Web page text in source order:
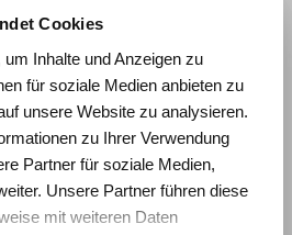
Cookies
Inhalte und Anzeigen zu
für soziale Medien anbieten zu
unsere Website zu analysieren.
zu Ihrer Verwendung
Partner für soziale Medien,
Unsere Partner führen diese
mit weiteren Daten
Räume
von
realistischer
Sie konkrete
zukunftsfähiger